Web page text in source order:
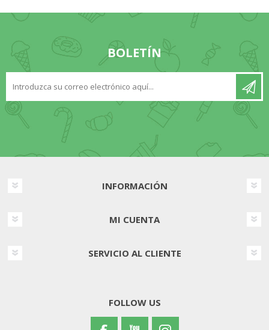
BOLETÍN
INFORMACIÓN
MI CUENTA
SERVICIO AL CLIENTE
FOLLOW US